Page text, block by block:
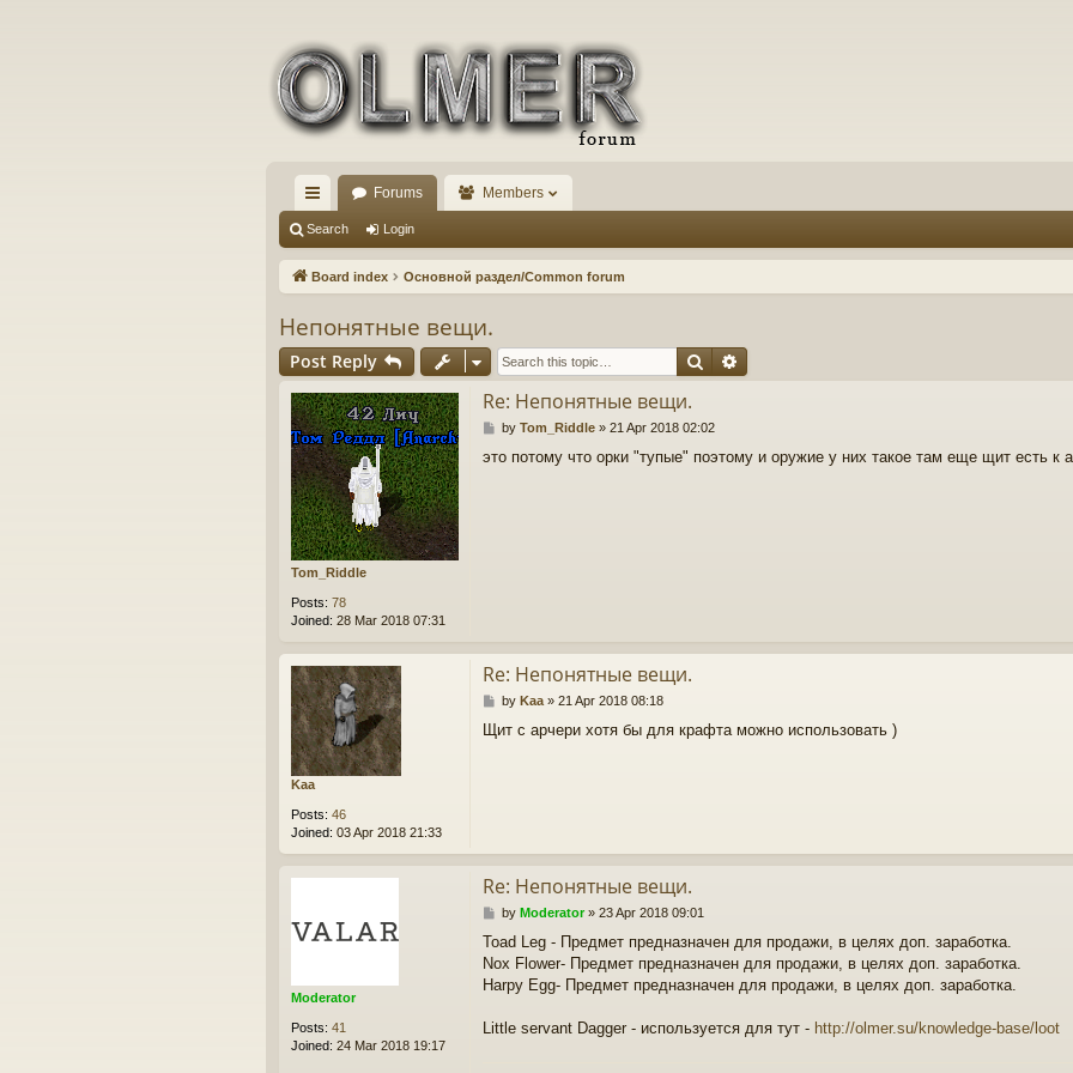
ui
ck
ks
Forums Members
Search Login
Board index Основной раздел/Common forum
Непонятные вещи.
Post Reply Search
Tom_Riddle
Posts: 78
Joined: 28 Mar 2018 07:31
Re: Непонятные вещи.
P
s
by Tom_Riddle» 21 Apr 2018 02:02
это потому что орки "тупые" поэтому и оружие у них такое там еще щит есть к
Kaa
Posts: 46
Joined: 03 Apr 2018 21:33
Re: Непонятные вещи.
P
s
by Kaa» 21 Apr 2018 08:18
Щит с арчери хотя бы для крафта можно использовать )
Moderator
Posts: 41
Joined: 24 Mar 2018 19:17
Re: Непонятные вещи.
P
s
t
by Moderator» 23 Apr 2018 09:01
Toad Leg - Предмет предназначен для продажи, в целях доп. заработка.
Nox Flower- Предмет предназначен для продажи, в целях доп. заработка.
Harpy Egg- Предмет предназначен для продажи, в целях доп. заработка.
Little servant Dagger - используется для тут - http://olmer.su/knowledge-base/loot